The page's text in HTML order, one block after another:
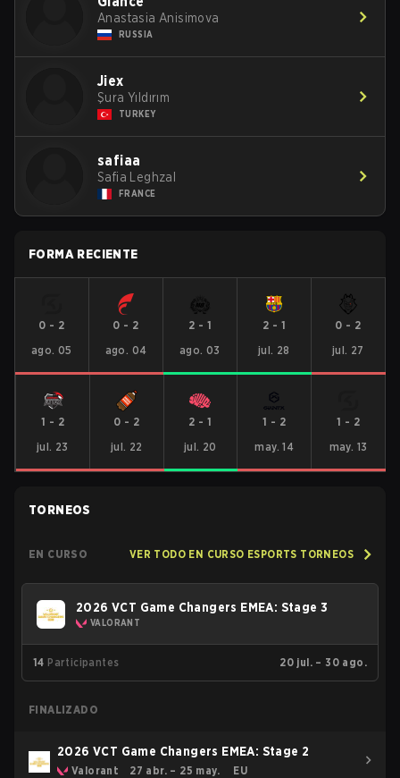
Anastasia Anisimova
RUSSIA
Jiex
Şura Yıldırım
TURKEY
safiaa
Safia Leghzal
FRANCE
FORMA RECIENTE
0 - 2
ago. 05
0 - 2
ago. 04
2 - 1
ago. 03
2 - 1
jul. 28
0 - 2
jul. 27
1 - 2
jul. 23
0 - 2
jul. 22
2 -1
jul. 20
1 - 2
may. 14
1 - 2
may. 13
TORNEOS
EN CURSO VER TODO EN CURSO ESPORTS TORNEOS
2026 VCT Game Changers EMEA: Stage 3
VALORANT
14 Participantes 20 jul. – 30 ago.
FINALIZADO
2026 VCT Game Changers EMEA: Stage 2
Valorant 27 abr. – 25 may. EU